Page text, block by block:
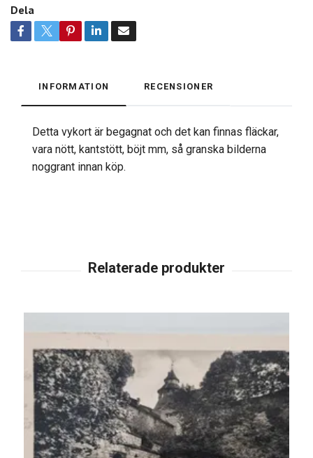
Dela
INFORMATION RECENSIONER
Detta vykort är begagnat och det kan finnas fläckar,
vara nött, kantstött, böjt mm, så granska bilderna
noggrant innan köp.